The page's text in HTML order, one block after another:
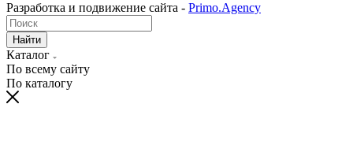
Разработка и подвижение сайта - Primo.Agency
Найти
Каталог
По всему сайту
По каталогу